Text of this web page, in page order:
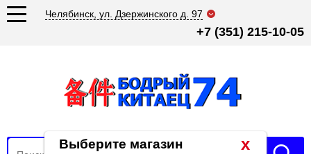
Челябинск, ул. Дзержинского д. 97
+7 (351) 215-10-05
x
Выберите магазин